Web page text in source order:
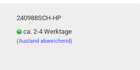
240988SCH-HP
ca. 2-4 Werktage
(Ausland abweichend)